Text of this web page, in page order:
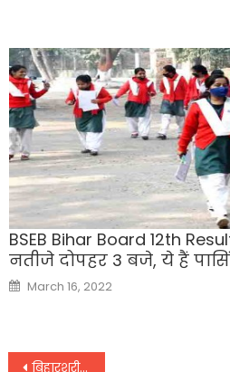
BSEB Bihar Board 12th
नतीजे दोपहर 3 बजे, ये हैं
Posted
on
March 16, 2022
बिहारशरीफ: वज्रपात से होने वाली क्षति की रोकथाम को लेकर निकाला गया जागरूकता रथ